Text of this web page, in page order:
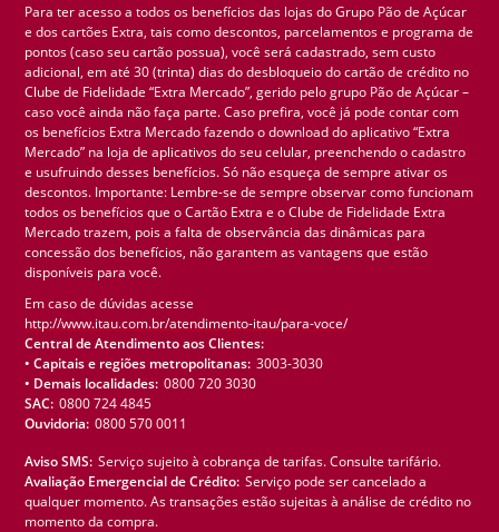
Para ter acesso a todos os benefícios das lojas do Grupo Pão de Açúcar
e dos cartões Extra, tais como descontos, parcelamentos e programa de
pontos (caso seu cartão possua), você será cadastrado, sem custo
adicional, em até 30 (trinta) dias do desbloqueio do cartão de crédito no
Clube de Fidelidade “Extra Mercado”, gerido pelo grupo Pão de Açúcar –
caso você ainda não faça parte. Caso prefira, você já pode contar com
os benefícios Extra Mercado fazendo o download do aplicativo “Extra
Mercado” na loja de aplicativos do seu celular, preenchendo o cadastro
e usufruindo desses benefícios. Só não esqueça de sempre ativar os
descontos. Importante: Lembre-se de sempre observar como funcionam
todos os benefícios que o Cartão Extra e o Clube de Fidelidade Extra
Mercado trazem, pois a falta de observância das dinâmicas para
concessão dos benefícios, não garantem as vantagens que estão
disponíveis para você.
Em caso de dúvidas acesse
http://www.itau.com.br/atendimento-itau/para-voce/
Central de Atendimento aos Clientes:
• Capitais e regiões metropolitanas: 3003-3030
• Demais localidades: 0800 720 3030
SAC: 0800 724 4845
Ouvidoria: 0800 570 0011
Aviso SMS: Serviço sujeito à cobrança de tarifas. Consulte tarifário.
Avaliação Emergencial de Crédito: Serviço pode ser cancelado a
qualquer momento. As transações estão sujeitas à análise de crédito no
momento da compra.